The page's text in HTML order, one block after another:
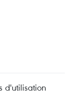
d'utilisation